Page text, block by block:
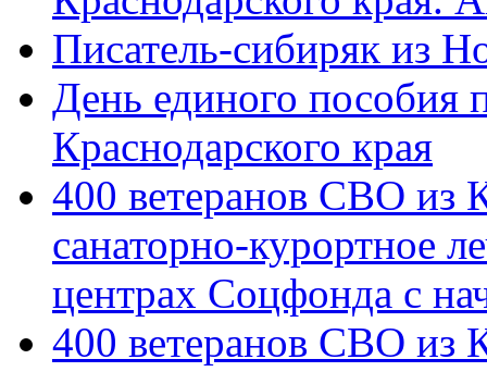
Писатель-сибиряк из
День единого пособия
Краснодарского края
400 ветеранов СВО из
санаторно-курортное
центрах Соцфонда с
400 ветеранов СВО из